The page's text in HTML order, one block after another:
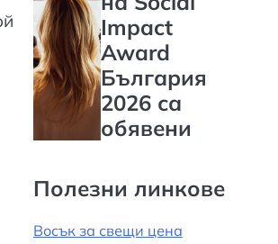
Impact
Award
България
2026 са
обявени
Полезни линкове
Восък за свещи цена